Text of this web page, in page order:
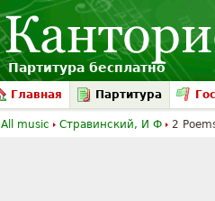
Партитура бесплатно
Главная Партитура
All music Стравинский, И Ф 2